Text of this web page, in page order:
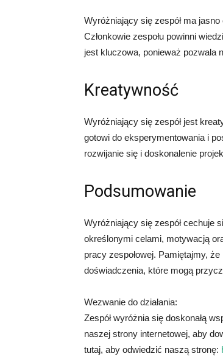
Wyróżniający się zespół ma
Członkowie zespołu powinni
jest kluczowa, ponieważ pozwala
Kreatywność
Wyróżniający się zespół jest
gotowi do eksperymentowania i
rozwijanie się i doskonalenie
Podsumowanie
Wyróżniający się zespół cechuje
określonymi celami, motywacją
pracy zespołowej. Pamiętajmy,
doświadczenia, które mogą
Wezwanie do działania:
Zespół wyróżnia się doskonałą
naszej strony internetowej, aby
tutaj, aby odwiedzić naszą stronę: